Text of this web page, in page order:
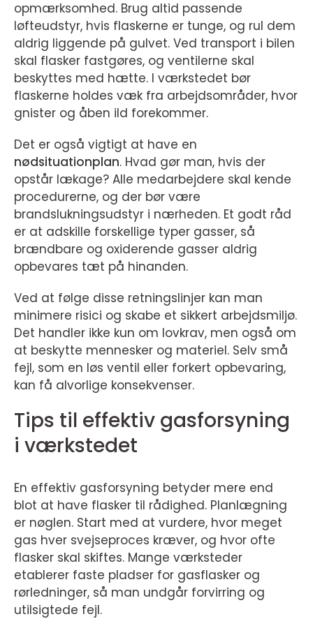
opmærksomhed. Brug altid passende
løfteudstyr, hvis flaskerne er tunge, og rul dem
aldrig liggende på gulvet. Ved transport i bilen
skal flasker fastgøres, og ventilerne skal
beskyttes med hætte. I værkstedet bør
flaskerne holdes væk fra arbejdsområder, hvor
gnister og åben ild forekommer.
Det er også vigtigt at have en
nødsituationplan. Hvad gør man, hvis der
opstår lækage? Alle medarbejdere skal kende
procedurerne, og der bør være
brandslukningsudstyr i nærheden. Et godt råd
er at adskille forskellige typer gasser, så
brændbare og oxiderende gasser aldrig
opbevares tæt på hinanden.
Ved at følge disse retningslinjer kan man
minimere risici og skabe et sikkert arbejdsmiljø.
Det handler ikke kun om lovkrav, men også om
at beskytte mennesker og materiel. Selv små
fejl, som en løs ventil eller forkert opbevaring,
kan få alvorlige konsekvenser.
Tips til effektiv gasforsyning
i værkstedet
En effektiv gasforsyning betyder mere end
blot at have flasker til rådighed. Planlægning
er nøglen. Start med at vurdere, hvor meget
gas hver svejseproces kræver, og hvor ofte
flasker skal skiftes. Mange værksteder
etablerer faste pladser for gasflasker og
rørledninger, så man undgår forvirring og
utilsigtede fejl.